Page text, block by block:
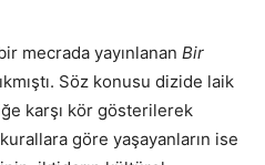
mecrada yayınlanan Bir
Söz konusu dizide laik
karşı kör gösterilerek
göre yaşayanların ise